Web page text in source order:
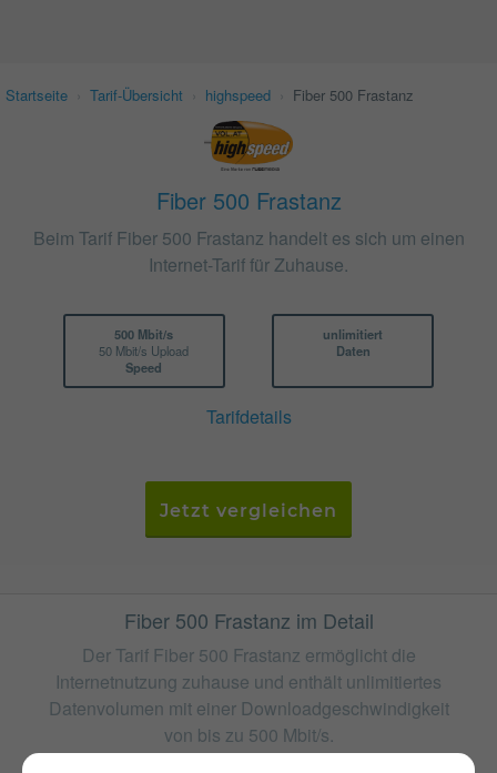
Startseite Tarif-Übersicht highspeed Fiber 500 Frastanz
Fiber 500 Frastanz
Beim Tarif Fiber 500 Frastanz handelt es sich um einen
Internet-Tarif für Zuhause.
500 Mbit/s
50 Mbit/s Upload
Speed
unlimitiert
Daten
Tarifdetails
Jetzt vergleichen
Fiber 500 Frastanz im Detail
Der Tarif Fiber 500 Frastanz ermöglicht die
Internetnutzung zuhause und enthält unlimitiertes
Datenvolumen mit einer Downloadgeschwindigkeit
von bis zu 500 Mbit/s.